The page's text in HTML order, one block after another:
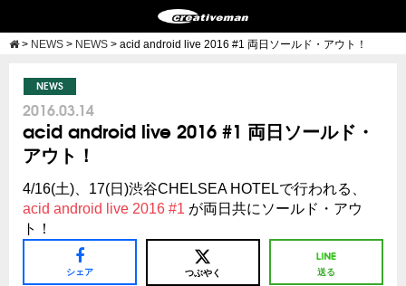
> NEWS > NEWS > acid android live 2016 #1 両日ソールド・アウト！
NEWS
2016.03.14
acid android live 2016 #1 両日ソールド・
アウト！
4/16(土)、17(日)渋谷CHELSEA HOTELで行われる、
acid android live 2016 #1 が両日共にソールド・アウ
ト！
シェア つぶやく 送る